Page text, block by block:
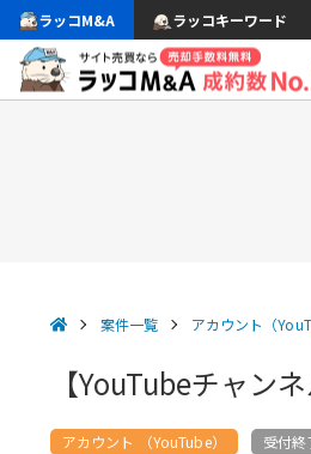
ラッコM&A ラッコキーワード
案件一覧 アカウント（
【YouTubeチャン
アカウント （YouTube） 受付終